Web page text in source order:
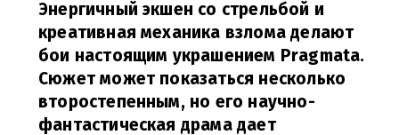
Энергичный экшен со стрельбой и
креативная механика взлома делают
бои настоящим украшением Pragmata.
Сюжет может показаться несколько
второстепенным, но его научно-
фантастическая драма дает